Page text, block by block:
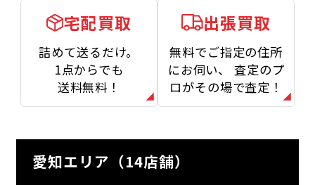
宅配買取
詰めて送るだけ。
1点からでも
送料無料！
出張買取
無料でご指定の住所
にお伺い、
査定のプ
ロがその場で査定！
愛知エリア（14店舗）